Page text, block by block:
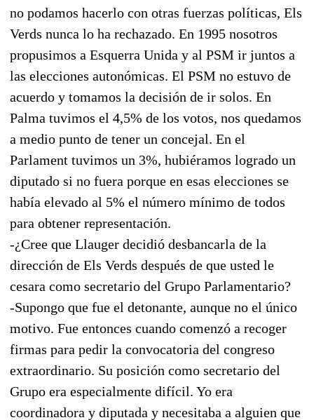
no podamos hacerlo con otras fuerzas políticas, Els
Verds nunca lo ha rechazado. En 1995 nosotros
propusimos a Esquerra Unida y al PSM ir juntos a
las elecciones autonómicas. El PSM no estuvo de
acuerdo y tomamos la decisión de ir solos. En
Palma tuvimos el 4,5% de los votos, nos quedamos
a medio punto de tener un concejal. En el
Parlament tuvimos un 3%, hubiéramos logrado un
diputado si no fuera porque en esas elecciones se
había elevado al 5% el número mínimo de todos
para obtener representación.
-¿Cree que Llauger decidió desbancarla de la
dirección de Els Verds después de que usted le
cesara como secretario del Grupo Parlamentario?
-Supongo que fue el detonante, aunque no el único
motivo. Fue entonces cuando comenzó a recoger
firmas para pedir la convocatoria del congreso
extraordinario. Su posición como secretario del
Grupo era especialmente difícil. Yo era
coordinadora y diputada y necesitaba a alguien que